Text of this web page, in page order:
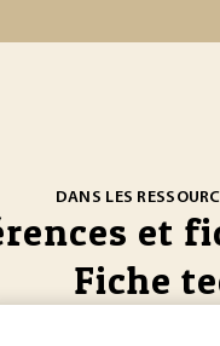
DANS LES
et
Fiche